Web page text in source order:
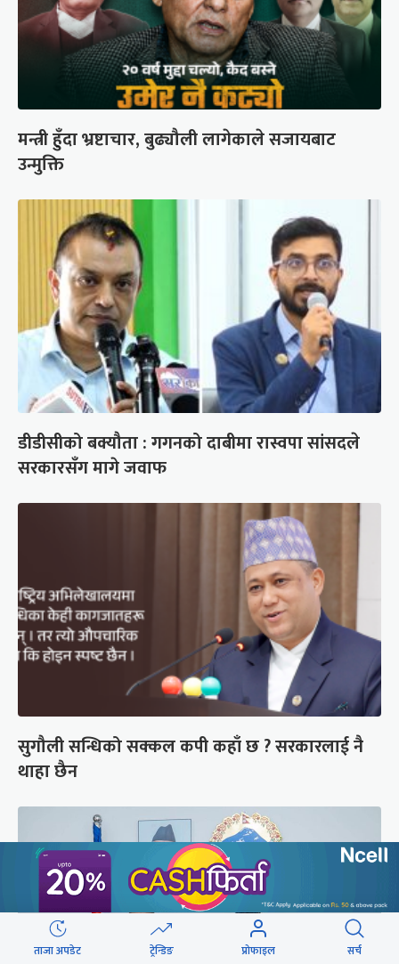
मन्त्री हुँदा भ्रष्टाचार, बुढ्यौली लागेकाले सजायबाट
उन्मुक्ति
डीडीसीको बक्यौता : गगनको दाबीमा रास्वपा सांसदले
सरकारसँग मागे जवाफ
सुगौली सन्धिको सक्कल कपी कहाँ छ ? सरकारलाई नै
थाहा छैन
ताजा अपडेट ट्रेन्डिङ प्रोफाइल सर्च